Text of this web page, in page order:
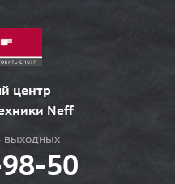
центр
Neff
выходных
50